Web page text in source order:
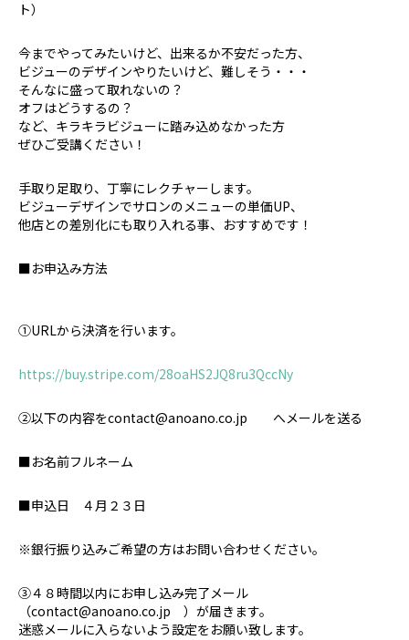
ト）
今までやってみたいけど、出来るか不安だった方、
ビジューのデザインやりたいけど、難しそう・・・
そんなに盛って取れないの？
オフはどうするの？
など、キラキラビジューに踏み込めなかった方
ぜひご受講ください！
手取り足取り、丁寧にレクチャーします。
ビジューデザインでサロンのメニューの単価UP、
他店との差別化にも取り入れる事、おすすめです！
■お申込み方法
①URLから決済を行います。
https://buy.stripe.com/28oaHS2JQ8ru3QccNy
②以下の内容をcontact@anoano.co.jp へメールを送る
■お名前フルネーム
■申込日 ４月２３日
※銀行振り込みご希望の方はお問い合わせください。
③４８時間以内にお申し込み完了メール
（contact@anoano.co.jp ）が届きます。
迷惑メールに入らないよう設定をお願い致します。